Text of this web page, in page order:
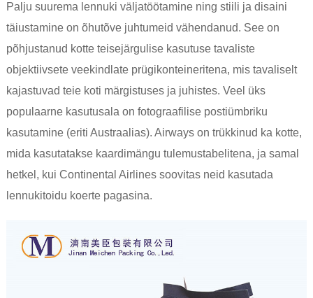
Palju suurema lennuki väljatöötamine ning stiili ja disaini
täiustamine on õhutõve juhtumeid vähendanud. See on
põhjustanud kotte teisejärgulise kasutuse tavaliste
objektiivsete veekindlate prügikonteineritena, mis tavaliselt
kajastuvad teie koti märgistuses ja juhistes. Veel üks
populaarne kasutusala on fotograafilise postiümbriku
kasutamine (eriti Austraalias). Airways on trükkinud ka kotte,
mida kasutatakse kaardimängu tulemustabelitena, ja samal
hetkel, kui Continental Airlines soovitas neid kasutada
lennukitoidu koerte pagasina.